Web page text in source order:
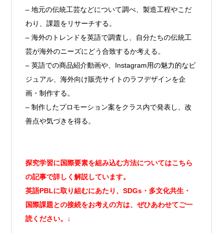
– 地元の伝統工芸などについて調べ、製造工程やこだ
わり、課題をリサーチする。
– 海外のトレンドを英語で調査し、自分たちの伝統工
芸が海外のニーズにどう合致するか考える。
– 英語での商品紹介動画や、Instagram用の魅力的なビ
ジュアル、海外向け販売サイトのラフデザインを企
画・制作する。
– 制作したプロモーション案をクラス内で発表し、改
善点や気づきを得る。
探究学習に国際要素を組み込む方法についてはこちら
の記事で詳しく解説しています。
英語PBLに取り組むにあたり、SDGs・多文化共生・
国際課題との接続をお考えの方は、ぜひあわせてご一
読ください。↓